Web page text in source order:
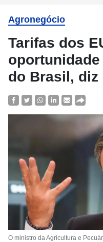
Agronegócio
Tarifas dos
do Brasil, diz
O ministro da Agricultura e